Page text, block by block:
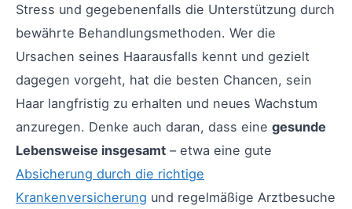
Stress und gegebenenfalls die Unterstützung durch
bewährte Behandlungsmethoden. Wer die
Ursachen seines Haarausfalls kennt und gezielt
dagegen vorgeht, hat die besten Chancen, sein
Haar langfristig zu erhalten und neues Wachstum
anzuregen. Denke auch daran, dass eine gesunde
Lebensweise insgesamt – etwa eine gute
Absicherung durch die richtige
Krankenversicherung und regelmäßige Arztbesuche